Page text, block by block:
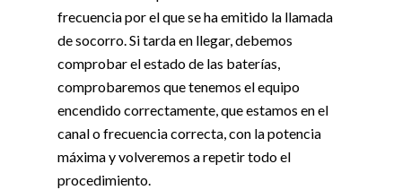
frecuencia por el que se ha emitido la llamada
de socorro. Si tarda en llegar, debemos
comprobar el estado de las baterías,
comprobaremos que tenemos el equipo
encendido correctamente, que estamos en el
canal o frecuencia correcta, con la potencia
máxima y volveremos a repetir todo el
procedimiento.